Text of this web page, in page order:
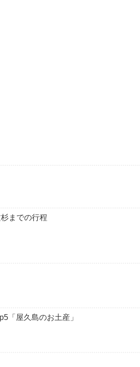
までの行程
「屋久島のお土産」